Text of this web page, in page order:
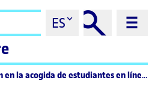
ES
de estudiantes en línea: recursos y figuras de acompañamiento